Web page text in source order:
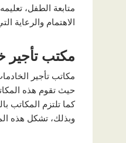
متابعة الطفل،
الاهتمام والرعاية
مكتب تأجير
مكاتب تأجير
حيث تقوم هذه
كما تلتزم المكاتب
وبذلك، تشكل هذه